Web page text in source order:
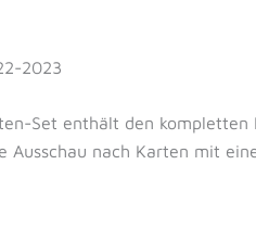
2023
Set enthält den kompletten
nach Karten mit